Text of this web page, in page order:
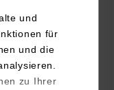
und
für
und die
zu Ihrer
de/karriere/young-